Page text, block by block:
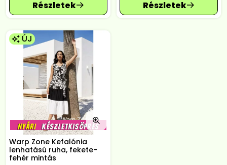
ÚJ
Warp Zone Kefalónia
lenhatású ruha, fekete-
fehér mintás